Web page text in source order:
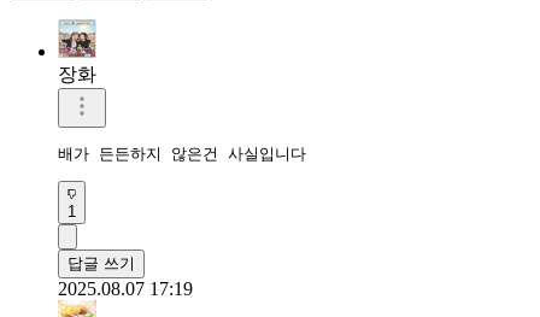
장화
배가 든든하지 않은건 사실입니다
1
답글 쓰기
2025.08.07 17:19